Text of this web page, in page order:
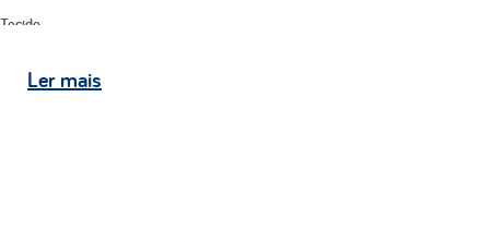
Tecido
- Composição do tecido lateral: 68% algodão e 32% poliéster com gramatura
Lermais